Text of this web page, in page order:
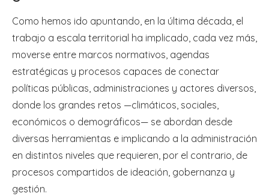
Como hemos ido apuntando, en la última década, el
trabajo a escala territorial ha implicado, cada vez más,
moverse entre marcos normativos, agendas
estratégicas y procesos capaces de conectar
políticas públicas, administraciones y actores diversos,
donde los grandes retos —climáticos, sociales,
económicos o demográficos— se abordan desde
diversas herramientas e implicando a la administración
en distintos niveles que requieren, por el contrario, de
procesos compartidos de ideación, gobernanza y
gestión.